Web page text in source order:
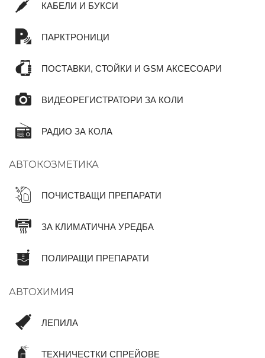
КАБЕЛИ И БУКСИ
ПАРКТРОНИЦИ
ПОСТАВКИ, СТОЙКИ И GSM АКСЕСОАРИ
ВИДЕОРЕГИСТРАТОРИ ЗА КОЛИ
РАДИО ЗА КОЛА
АВТОКОЗМЕТИКА
ПОЧИСТВАЩИ ПРЕПАРАТИ
ЗА КЛИМАТИЧНА УРЕДБА
ПОЛИРАЩИ ПРЕПАРАТИ
АВТОХИМИЯ
ЛЕПИЛА
ТЕХНИЧЕСТКИ СПРЕЙОВЕ